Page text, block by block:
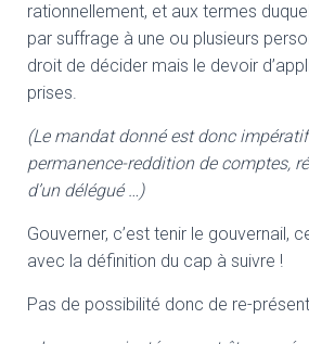
rationnellement, et aux termes
par suffrage à une ou plusieurs
droit de décider mais le devoir
prises.
(Le mandat donné est donc
permanence-reddition de comptes,
d’un délégué …)
Gouverner, c’est tenir le gouvernail,
avec la définition du cap à suivre !
Pas de possibilité donc de re-